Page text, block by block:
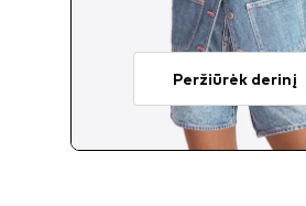
Peržiūrėk derinį